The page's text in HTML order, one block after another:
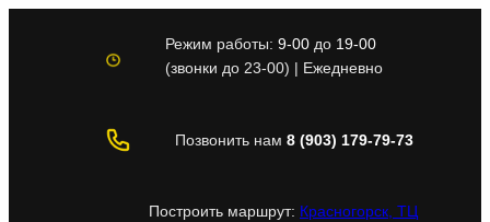
содержимому
Режим работы: 9-00до 19-00
(звонки до 23-00) | Ежедневно
Позвонить нам 8 (903) 179-79-73
Построить маршрут: Красногорск, ТЦ